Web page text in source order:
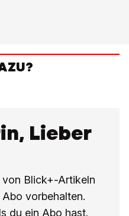
Lieber
von Blick+-Artikeln
vorbehalten.
du ein Abo hast.